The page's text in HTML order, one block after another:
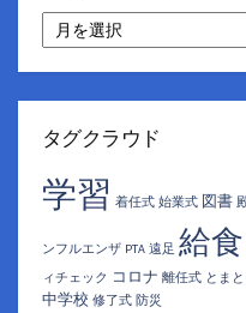
別
ア
イ
タグクラウド
学習 着任式 始業式 図書
ンフルエンザ PTA 遠足 給食
ィチェック コロナ 離任式 とま
中学校 修了式 防災